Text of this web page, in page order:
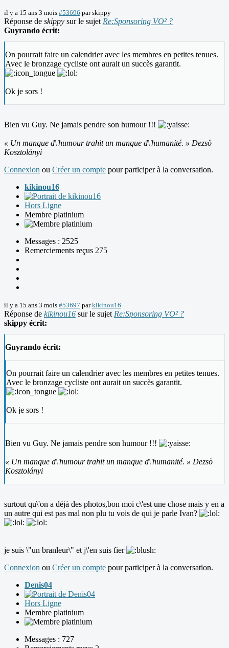
il y a 15 ans 3 mois #53696 parskippy
Réponse de skippy sur le sujet Re:Sponsoring VO² ?
Guyrando écrit:
On pourrait faire un calendrier avec les membres en petites tenues.
Avec le bronzage cycliste ont aurait un succès garantit.
Ok je sors !
Bien vu Guy. Ne jamais pendre son humour !!!
« Un manque d\'humour trahit un manque d\'humanité. » Dezsö
Kosztolányi
Connexion ou Créer un compte pour participer à la conversation.
kikinou16
Hors Ligne
Membre platinium
Messages : 2525
Remerciements reçus 275
il y a 15 ans 3 mois #53697 parkikinou16
Réponse de kikinou16 sur le sujet Re:Sponsoring VO² ?
skippy écrit:
Guyrando écrit:
On pourrait faire un calendrier avec les membres en petites tenues.
Avec le bronzage cycliste ont aurait un succès garantit.
Ok je sors !
Bien vu Guy. Ne jamais pendre son humour !!!
« Un manque d\'humour trahit un manque d\'humanité. » Dezsö
Kosztolányi
surtout qu\'on a déjà des photos,bon moi c\'est une chose mais y en a
un autre qui est pas mal non plu tu vois de qui je parle Ivan?
je suis \"un branleur\" et j\'en suis fier
Connexion ou Créer un compte pour participer à la conversation.
Denis04
Hors Ligne
Membre platinium
Messages : 727